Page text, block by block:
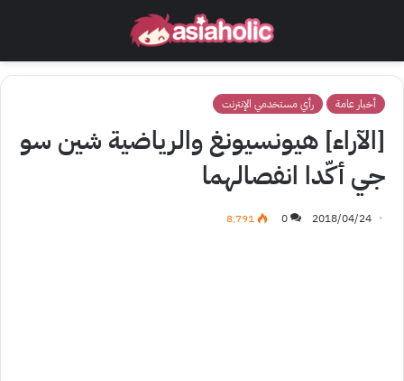
أخبار عامة رأي مستخدمي الإنترنت
[الآراء] هيونسيونغ والرياضية شين سو
جي أكّدا انفصالهما
2018/04/24
0 8٬791